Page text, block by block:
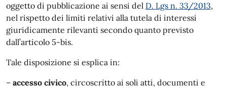
oggetto di pubblicazione ai sensi del D. Lgs n. 33/2013,
nel rispetto dei limiti relativi alla tutela di interessi
giuridicamente rilevanti secondo quanto previsto
dall’articolo 5-bis.
Tale disposizione si esplica in:
– accesso civico, circoscritto ai soli atti, documenti e